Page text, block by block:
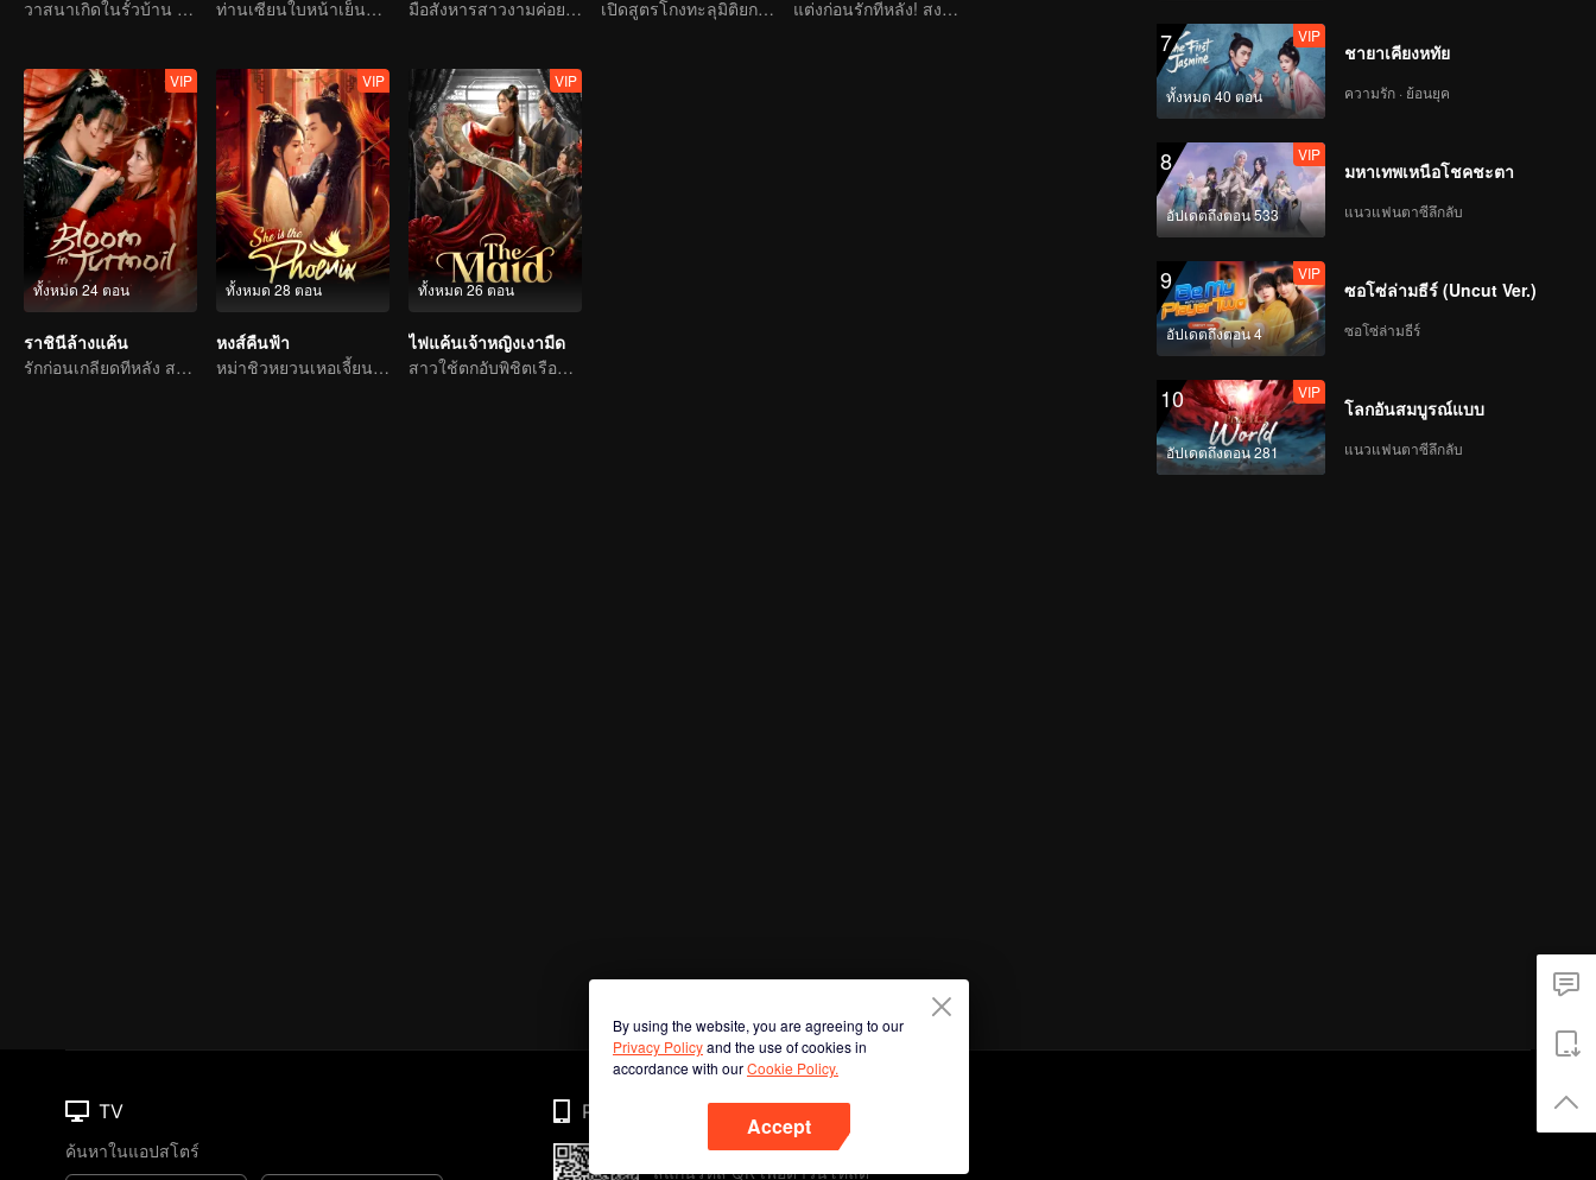
วาสนาเกิดในรั้วบ้าน รักสลายที่ตำหนักบูรพา
ท่านเซียนใบหน้าเย็นชาติดด่านเคราะห์ความรัก ตกหลุมรักนางมารสาว
มือสังหารสาวงามค่อย ๆ ไล่ล่าองค์ชายแสนรัก
เปิดสูตรโกงทะลุมิติยกทีม
แต่งก่อนรักทีหลัง! สงครามหลอมรักแท้
ทั้งหมด 24 ตอน
VIP
ราชินีล้างแค้น
รักก่อนเกลียดทีหลัง สาว ๆ ผนึกกำลังแก้แค้น
ทั้งหมด 28 ตอน
VIP
หงส์คืนฟ้า
หม่าชิวหยวนเหอเจี้ยนฉีพลิกชีวิตเกิดใหม่อีกครั้ง
ทั้งหมด 26 ตอน
VIP
ไฟแค้นเจ้าหญิงเงามืด
สาวใช้ตกอับพิชิตเรือนหลัง
7
ทั้งหมด 40 ตอน
VIP
ชายาเคียงหทัย
ความรัก · ย้อนยุค
8
อัปเดตถึงตอน 533
VIP
มหาเทพเหนือโชคชะตา
แนวแฟนตาซีลึกลับ
9
อัปเดตถึงตอน 4
VIP
ซอโซ่ล่ามธีร์ (Uncut Ver.)
ซอโซ่ล่ามธีร์
10
อัปเดตถึงตอน 281
VIP
โลกอันสมบูรณ์แบบ
แนวแฟนตาซีลึกลับ
By using the website, you are agreeing to our
Privacy Policyand the use of cookies in
accordance with ourCookie Policy.
Accept
TV
ค้นหาในแอปสโตร์
Phone
สแกนรหัส QR เพื่อดาวน์โหลด